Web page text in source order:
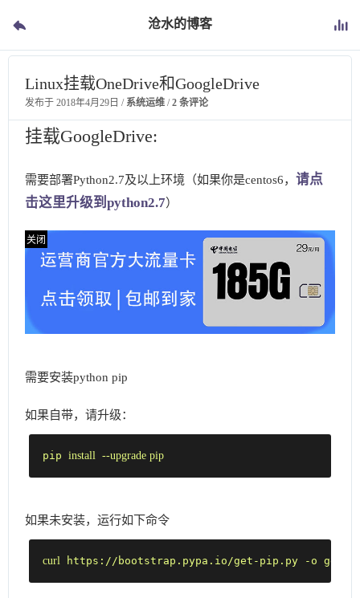
沧水的博客
Linux挂载OneDrive和GoogleDrive
发布于 2018年4月29日 / 系统运维 /2 条评论
挂载GoogleDrive:
需要部署Python2.7及以上环境（如果你是centos6， 请点
击这里升级到python2.7）
需要安装python pip
如果自带，请升级：
pip install --upgrade pip
如果未安装，运行如下命令
curl https://bootstrap.pypa.io/get-pip.py -o get-